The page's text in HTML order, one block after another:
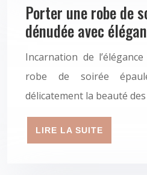
Porter une robe de
dénudée avec
Incarnation de
robe de soirée
délicatement la beauté
LIRE LA SUITE